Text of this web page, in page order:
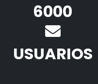
6000
USUARIOS